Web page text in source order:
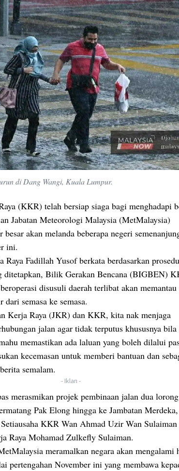
di Dang Wangi, Kuala Lumpur.
(KKR) telah bersiap siaga bagi menghadapi
Jabatan Meteorologi Malaysia (MetMalaysia)
akan melanda beberapa negeri
ini.
Fadillah Yusof berkata berdasarkan
ditetapkan, Bilik Gerakan Bencana (BIGBEN)
disusuli daerah terlibat akan memantau
semasa ke semasa.
Kerja Raya (JKR) dan KKR, kita nak menjaga
jalan agar tidak terputus khususnya
memastikan ada laluan yang boleh dilalui
kecemasan untuk memberi bantuan dan
semalam.
- Iklan -
merasmikan projek pembinaan jalan dua
Pak Elong hingga ke Jambatan
KKR Wan Ahmad Uzir Wan Sulaiman
Raya Mohamad Zulkefly Sulaiman.
meramalkan negara akan mengalami
pertengahan November ini yang membawa